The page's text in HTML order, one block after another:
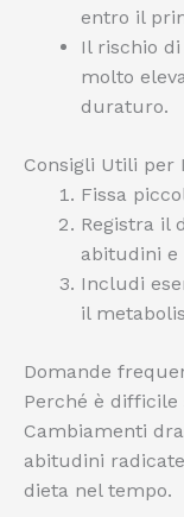
entro il
Il rischio
molto
duraturo.
Consigli Utili per
Fissa
Registra il
abitudini e
Includi
il
Domande
Perché è
Cambiamenti
abitudini
dieta nel tempo.